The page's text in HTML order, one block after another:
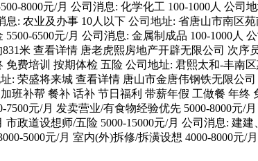
8000元/月 公司消息: 化学化工 100-1000人 公
: 农业及办事 10人以下 公司地址: 省唐山市南区
6500元/月 公司消息: 金属制成品 100-1000人
米 查看详情 唐老虎熙房地产开辟无限公司 次序
费培训 按期体检 五险 公司地址: 君熙太和-丰南
荣盛将来城 查看详情 唐山市金唐伟钢铁无限公司
班补帮 餐补 话补 节日福利 带薪年假 工做餐 年
元/月 发卖营业/有食物经验优先 5000-8000元/
政道设想师/五险 5000-15000元/月 公司消息: 建
5000元/月 室内(外)拆修/拆潢设想 4000-8000元/